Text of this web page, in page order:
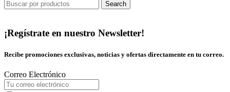
Search
¡Regístrate en nuestro Newsletter!
Recibe promociones exclusivas, noticias y ofertas directamente en tu correo.
Correo Electrónico